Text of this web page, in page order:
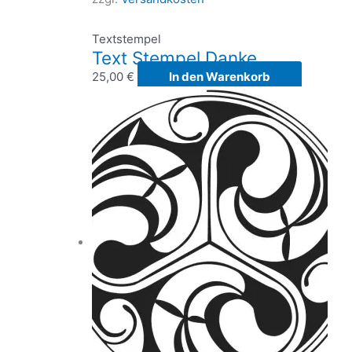
Textstempel
Text Stempel Danke
25,00 € In den Warenkorb